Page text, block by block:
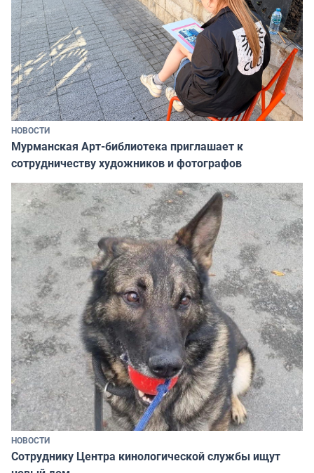
НОВОСТИ
Мурманская Арт-библиотека приглашает к
сотрудничеству художников и фотографов
НОВОСТИ
Сотруднику Центра кинологической службы ищут